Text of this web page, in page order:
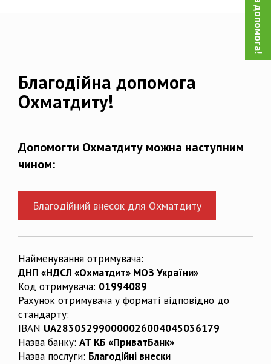
Благодійна допомога
Охматдиту!
Допомогти Охматдиту можна наступним
чином:
Благодійний внесок для Охматдиту
Найменування отримувача:
ДНП «НДСЛ «Охматдит» МОЗ України»
Код отримувача: 01994089
Рахунок отримувача у форматі відповідно до
стандарту:
IBAN UA283052990000026004045036179
Назва банку: АТ КБ «ПриватБанк»
Назва послуги: Благодійні внески